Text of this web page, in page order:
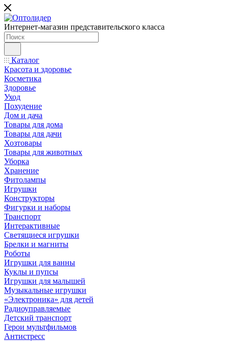
Интернет-магазин представительского класса
Каталог
Красота и здоровье
Косметика
Здоровье
Уход
Похудение
Дом и дача
Товары для дома
Товары для дачи
Хозтовары
Товары для животных
Уборка
Хранение
Фитолампы
Игрушки
Конструкторы
Фигурки и наборы
Транспорт
Интерактивные
Светящиеся игрушки
Брелки и магниты
Роботы
Игрушки для ванны
Куклы и пупсы
Игрушки для малышей
Музыкальные игрушки
«Электроника» для детей
Радиоуправляемые
Детский транспорт
Герои мультфильмов
Антистресс